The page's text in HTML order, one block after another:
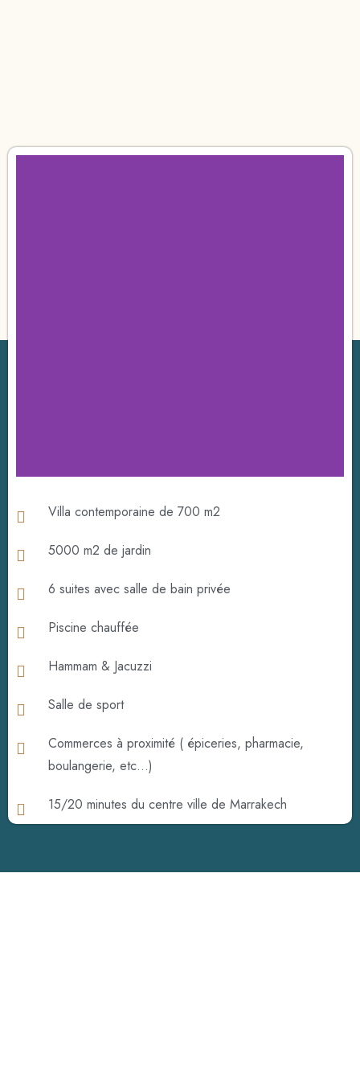
Villa contemporaine de 700 m2
5000 m2 de jardin
6 suites avec salle de bain privée
Piscine chauffée
Hammam & Jacuzzi
Salle de sport
Commerces à proximité ( épiceries, pharmacie,
boulangerie, etc…)
15/20 minutes du centre ville de Marrakech